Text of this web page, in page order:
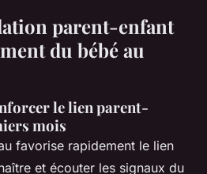
parent-enfant
du bébé au
le lien parent-
mois
favorise rapidement le lien
et écouter les signaux du